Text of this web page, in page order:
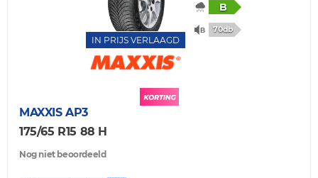
IN PRIJS VERLAAGD
B
70db
MAXXIS AP3
175/65 R15 88 H
Nog niet beoordeeld